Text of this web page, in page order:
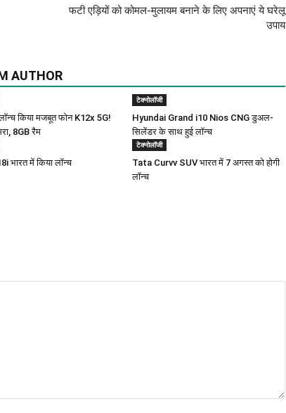
फटी एड़ियों को कोमल-मुलायम बनाने के लिए अपनाएं ये घरेलू
उपाय
AUTHOR
किया मजबूत फोन K12x 5G!
8GB रैम
टेक्नोलॉजी
Hyundai Grand i10 Nios CNG डुअल-
सिलेंडर के साथ हुई लॉन्च
भारत में किया लॉन्च
टेक्नोलॉजी
Tata Curvv SUV भारत में 7 अगस्त को होगी
लॉन्च